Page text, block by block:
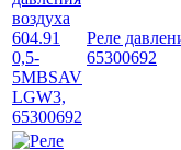
Реле
65300692